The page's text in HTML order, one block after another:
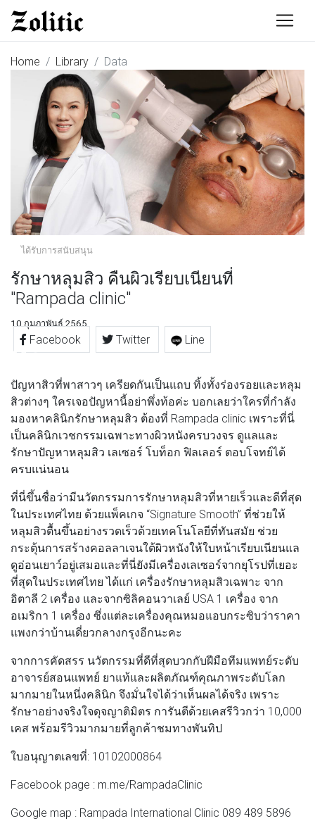
Home Library Data
ได้รับการสนับสนุน
รักษาหลุมสิว คืนผิวเรียบเนียนที่
"Rampada clinic"
10 กุมภาพันธ์ 2565
Facebook Twitter Line
ปัญหาสิวที่พาสาวๆ เครียดกันเป็นแถบ ทิ้งทั้งร่องรอยและหลุม
สิวต่างๆ ใครเจอปัญหานี้อย่าพึ่งท้อค่ะ บอกเลยว่าใครที่กำลัง
มองหาคลินิกรักษาหลุมสิว ต้องที่ Rampada clinic เพราะที่นี่
เป็นคลินิกเวชกรรมเฉพาะทางผิวหนังครบวงจร ดูแลและ
รักษาปัญหาหลุมสิว เลเซอร์ โบท็อก ฟิลเลอร์ ตอบโจทย์ได้
ครบแน่นอน
ที่นี่ขึ้นชื่อว่ามีนวัตกรรมการรักษาหลุมสิวที่หายเร็วและดีที่สุด
ในประเทศไทย ด้วยแพ็คเกจ “Signature Smooth” ที่ช่วยให้
หลุมสิวตื้นขึ้นอย่างรวดเร็วด้วยเทคโนโลยีที่ทันสมัย ช่วย
กระตุ้นการสร้างคอลลาเจนใต้ผิวหนังให้ใบหน้าเรียบเนียนแล
ดูอ่อนเยาว์อยู่เสมอและที่นี่ยังมีเครื่องเลเซอร์จากยุโรปที่เยอะ
ที่สุดในประเทศไทย ได้แก่ เครื่องรักษาหลุมสิวเฉพาะ จาก
อิตาลี 2 เครื่อง และจากซิลิคอนวาเลย์ USA 1 เครื่อง จาก
อเมริกา 1 เครื่อง ซึ่งแต่ละเครื่องคุณหมอแอบกระซิบว่าราคา
แพงกว่าบ้านเดี่ยวกลางกรุงอีกนะคะ
จากการคัดสรร นวัตกรรมที่ดีที่สุดบวกกับฝีมือทีมแพทย์ระดับ
อาจารย์สอนแพทย์ ยาแท้และผลิตภัณฑ์​คุณ​ภาพระดับโลก
มากมายในหนึ่งคลินิก จึงมั่นใจได้ว่าเห็นผลได้จริง เพราะ
รักษาอย่างจริงใจดุจญาติมิตร การันตีด้วยเคสรีวิวกว่า 10,000
เคส พร้อมรีวิวมากมายที่ลูกค้าชมทางพันทิป
ใบอนุญาตเลขที่: 10102000864
Facebook page : m.me/RampadaClinic
Google map : Rampada International Clinic 089 489 5896